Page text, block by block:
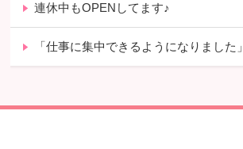
連休中もOPENしてます♪
「仕事に集中できるようになりました」